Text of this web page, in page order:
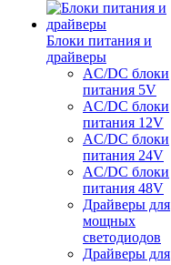
Блоки питания и
драйверы
AC/DC блоки
питания 5V
AC/DC блоки
питания 12V
AC/DC блоки
питания 24V
AC/DC блоки
питания 48V
Драйверы для
мощных
светодиодов
Драйверы для